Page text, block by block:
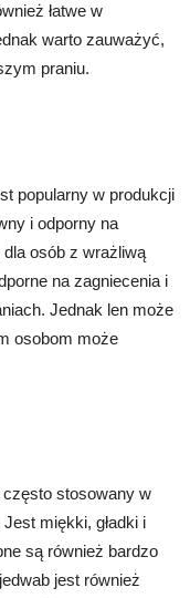
łatwe w
warto zauważyć,
praniu.
popularny w produkcji
i odporny na
osób z wrażliwą
na zagniecenia i
Jednak len może
osobom może
często stosowany w
miękki, gładki i
są również bardzo
jest również